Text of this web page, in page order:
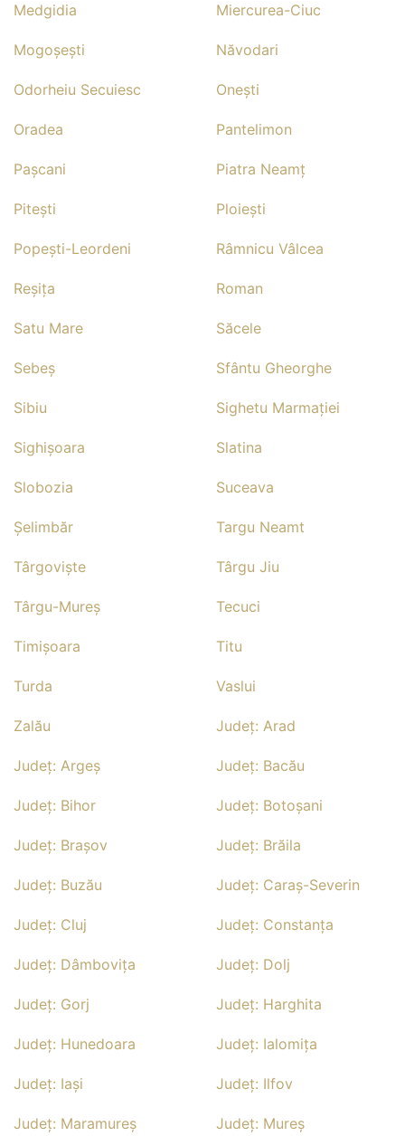
Medgidia Miercurea-Ciuc
Mogoşeşti Năvodari
Odorheiu Secuiesc Oneşti
Oradea Pantelimon
Paşcani Piatra Neamţ
Piteşti Ploieşti
Popeşti-Leordeni Râmnicu Vâlcea
Reşiţa Roman
Satu Mare Săcele
Sebeş Sfântu Gheorghe
Sibiu Sighetu Marmaţiei
Sighişoara Slatina
Slobozia Suceava
Şelimbăr Targu Neamt
Târgovişte Târgu Jiu
Târgu-Mureş Tecuci
Timişoara Titu
Turda Vaslui
Zalău Județ: Arad
Județ: Argeş Județ: Bacău
Județ: Bihor Județ: Botoşani
Județ: Braşov Județ: Brăila
Județ: Buzău Județ: Caraş-Severin
Județ: Cluj Județ: Constanţa
Județ: Dâmboviţa Județ: Dolj
Județ: Gorj Județ: Harghita
Județ: Hunedoara Județ: Ialomiţa
Județ: Iaşi Județ: Ilfov
Județ: Maramureş Județ: Mureş